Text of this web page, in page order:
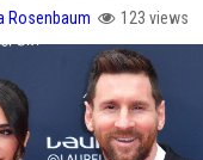
Rosenbaum 123 views